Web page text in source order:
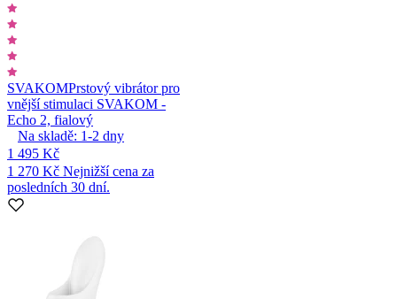
SVAKOMPrstový vibrátor pro
vnější stimulaci SVAKOM -
Echo 2, fialový
Na skladě: 1-2 dny
1 495 Kč
1 270 Kč Nejnižší cena za
posledních 30 dní.